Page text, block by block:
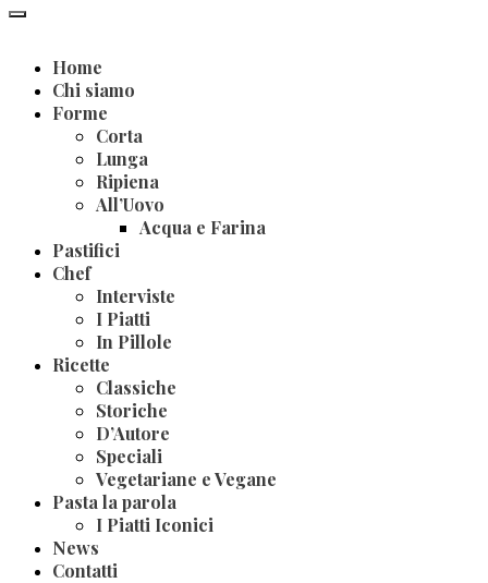
Home
Chi siamo
Forme
Corta
Lunga
Ripiena
All’Uovo
Acqua e Farina
Pastifici
Chef
Interviste
I Piatti
In Pillole
Ricette
Classiche
Storiche
D’Autore
Speciali
Vegetariane e Vegane
Pasta la parola
I Piatti Iconici
News
Contatti